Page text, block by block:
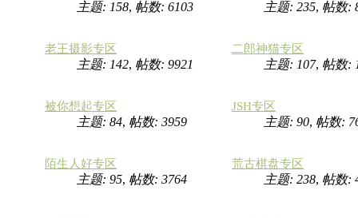
主题: 158, 帖数: 6103 主题: 235, 帖数:
老王摄影专区
主题: 142, 帖数: 9921
二郎神猫专区
主题: 107, 帖数:
被你想起专区
主题: 84, 帖数: 3959
JSH专区
主题: 90, 帖数:
陌生人好专区
主题: 95, 帖数: 3764
荒古棋盘专区
主题: 238, 帖数: